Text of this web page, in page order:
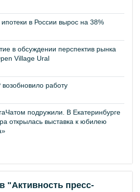
в России вырос на 38%
в обсуждении перспектив рынка
Village Ural
работу
подружили. В Екатеринбурге
открылась выставка к юбилею
"Активность пресс-